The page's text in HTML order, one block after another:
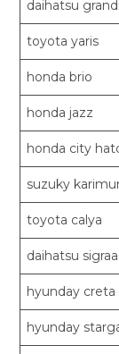
daihatsu
toyota yaris
honda brio
honda jazz
honda city
suzuky
toyota calya
daihatsu sigraa
hyunday creta
hyunday